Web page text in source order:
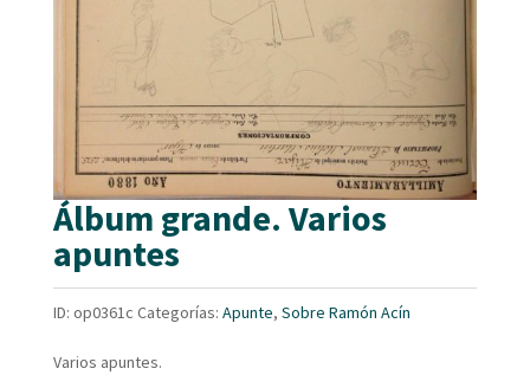
Álbum grande. Varios
apuntes
ID: op0361c Categorías: Apunte, Sobre Ramón Acín
Varios apuntes.